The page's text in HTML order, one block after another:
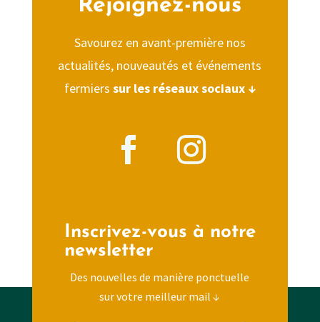
Rejoignez-nous
Savourez en avant-première nos
actualités, nouveautés et événements
fermiers sur les réseaux sociaux ↓
Inscrivez-vous à notre
newsletter
Des nouvelles de manière ponctuelle
sur votre meilleur mail ↓